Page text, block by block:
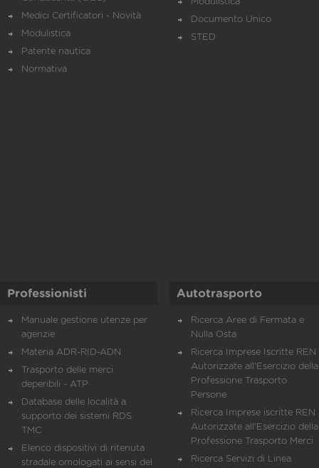
Medici Certificatori - Novità
Modulistica
Patente nautica
Normativa
Documento Unico
STED
Professionisti
Manuale gestione utenze per
agenzie
Materia ADR-RID-ADN
Trasporto delle merci
deperibili - ATP
Database delle località a
supporto dei sistemi RDS
TMC
Elenco dispositivi di ritenuta
stradale omologati ai sensi del
Autotrasporto
Ricerca Aree di Fermata e
Nulla Osta
Ricerca Imprese Iscritte REN
Autorizzate all'Esercizio della
Professione Trasporto
Persone
Ricerca Imprese iscritte REN
Autorizzate all'Esercizio della
Professione Trasporto Merci
Ricerca Servizi di Linea